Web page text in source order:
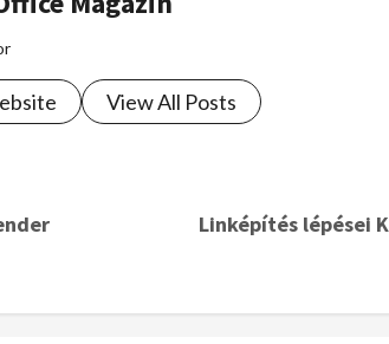
View All Posts
Linképítés lépései